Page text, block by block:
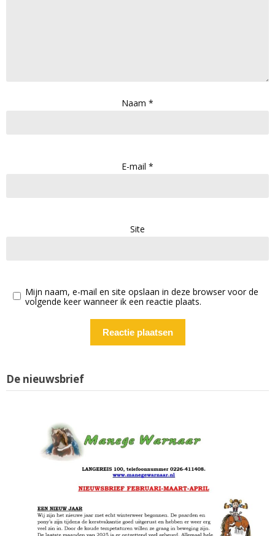
Naam *
E-mail *
Site
Mijn naam, e-mail en site opslaan in deze browser voor de
volgende keer wanneer ik een reactie plaats.
De nieuwsbrief